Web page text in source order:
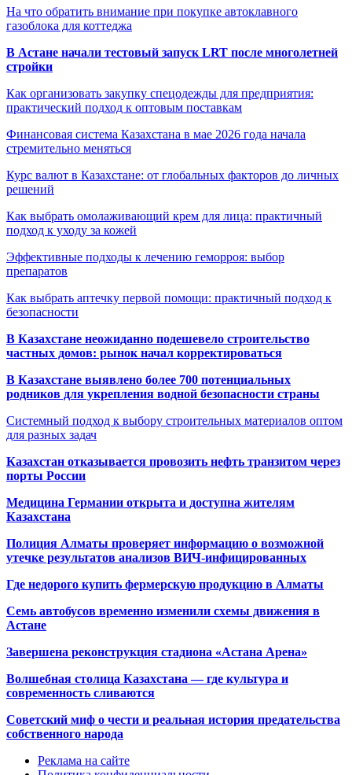
На что обратить внимание при покупке автоклавного
газоблока для коттеджа
В Астане начали тестовый запуск LRT после многолетней
стройки
Как организовать закупку спецодежды для предприятия:
практический подход к оптовым поставкам
Финансовая система Казахстана в мае 2026 года начала
стремительно меняться
Курс валют в Казахстане: от глобальных факторов до личных
решений
Как выбрать омолаживающий крем для лица: практичный
подход к уходу за кожей
Эффективные подходы к лечению геморроя: выбор
препаратов
Как выбрать аптечку первой помощи: практичный подход к
безопасности
В Казахстане неожиданно подешевело строительство
частных домов: рынок начал корректироваться
В Казахстане выявлено более 700 потенциальных
родников для укрепления водной безопасности страны
Системный подход к выбору строительных материалов оптом
для разных задач
Казахстан отказывается провозить нефть транзитом через
порты России
Медицина Германии открыта и доступна жителям
Казахстана
Полиция Алматы проверяет информацию о возможной
утечке результатов анализов ВИЧ-инфицированных
Где недорого купить фермерскую продукцию в Алматы
Семь автобусов временно изменили схемы движения в
Астане
Завершена реконструкция стадиона «Астана Арена»
Волшебная столица Казахстана — где культура и
современность сливаются
Советский миф о чести и реальная история предательства
собственного народа
Реклама на сайте